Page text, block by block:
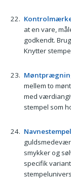
at en vare,
godkendt.
Knytter
mellem to
med
stempel som
Navnestempel
smykker og
specifik